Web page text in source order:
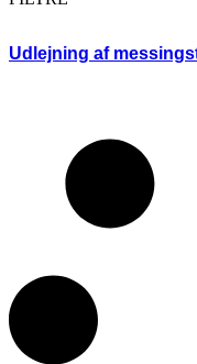
Udlejning af